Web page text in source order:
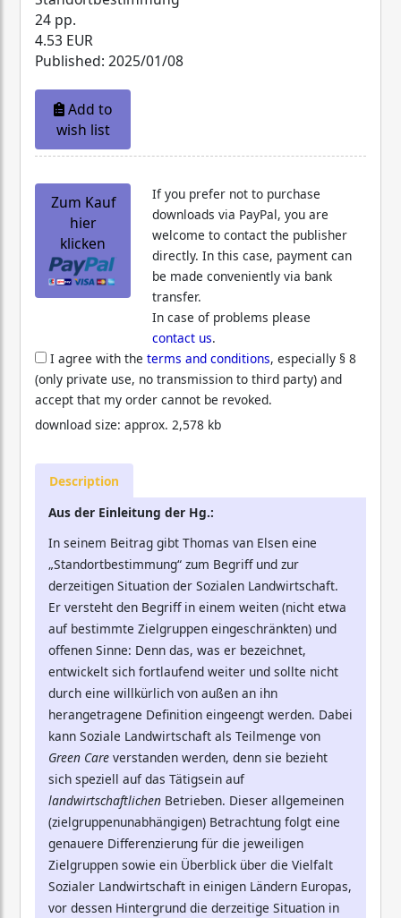
24 pp.
4.53 EUR
Published: 2025/01/08
Add to
wish list
Zum Kauf
hier
klicken
If you prefer not to purchase
downloads via PayPal, you are
welcome to contact the publisher
directly. In this case, payment can
be made conveniently via bank
transfer.
In case of problems please
contact us.
I agree with the terms and conditions, especially § 8
(only private use, no transmission to third party) and
accept that my order cannot be revoked.
download size: approx. 2,578 kb
Description
Aus der Einleitung der Hg.:
In seinem Beitrag gibt Thomas van Elsen eine
„Standortbestimmung“ zum Begriff und zur
derzeitigen Situation der Sozialen Landwirtschaft.
Er versteht den Begriff in einem weiten (nicht etwa
auf bestimmte Zielgruppen eingeschränkten) und
offenen Sinne: Denn das, was er bezeichnet,
entwickelt sich fortlaufend weiter und sollte nicht
durch eine willkürlich von außen an ihn
herangetragene Definition eingeengt werden. Dabei
kann Soziale Landwirtschaft als Teilmenge von
Green Care verstanden werden, denn sie bezieht
sich speziell auf das Tätigsein auf
landwirtschaftlichen Betrieben. Dieser allgemeinen
(zielgruppenunabhängigen) Betrachtung folgt eine
genauere Differenzierung für die jeweiligen
Zielgruppen sowie ein Überblick über die Vielfalt
Sozialer Landwirtschaft in einigen Ländern Europas,
vor dessen Hintergrund die derzeitige Situation in